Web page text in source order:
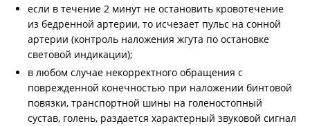
если в течение 2 минут не остановить кровотечение
из бедренной артерии, то исчезает пульс на сонной
артерии (контроль наложения жгута по остановке
световой индикации);
в любом случае некорректного обращения с
поврежденной конечностью при наложении бинтовой
повязки, транспортной шины на голеностопный
сустав, голень, раздается характерный звуковой сигнал